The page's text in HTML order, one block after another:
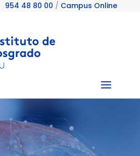
954 48 80 00 / Campus Online